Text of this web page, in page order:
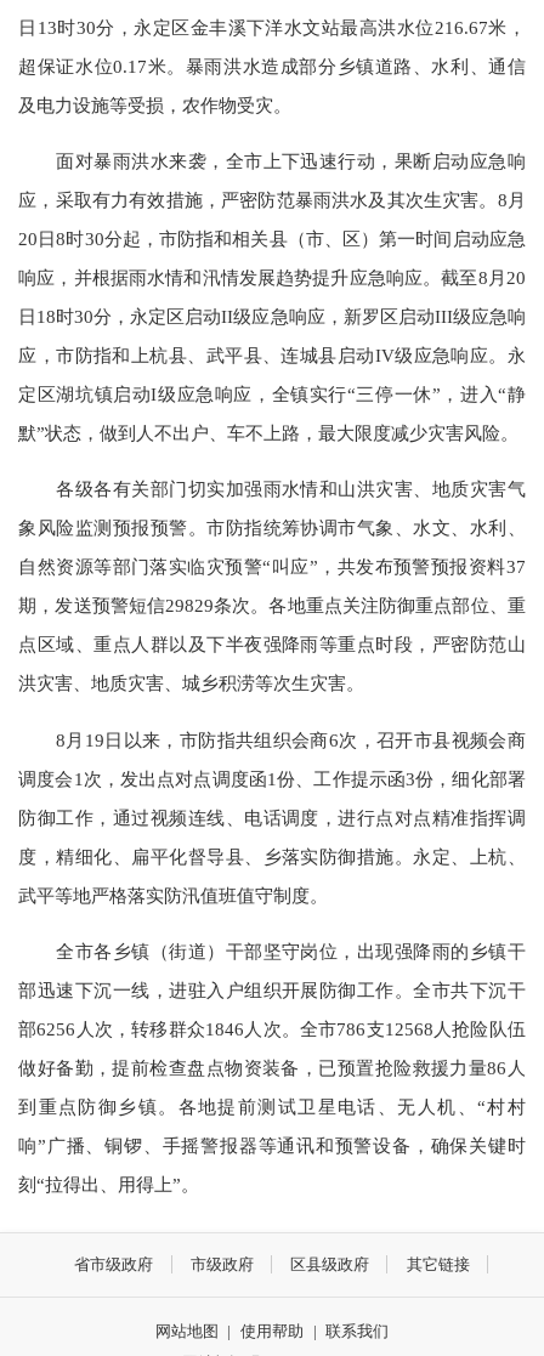
日13时30分，永定区金丰溪下洋水文站最高洪水位216.67米，
超保证水位0.17米。暴雨洪水造成部分乡镇道路、水利、通信
及电力设施等受损，农作物受灾。
面对暴雨洪水来袭，全市上下迅速行动，果断启动应急响
应，采取有力有效措施，严密防范暴雨洪水及其次生灾害。8月
20日8时30分起，市防指和相关县（市、区）第一时间启动应急
响应，并根据雨水情和汛情发展趋势提升应急响应。截至8月20
日18时30分，永定区启动II级应急响应，新罗区启动III级应急响
应，市防指和上杭县、武平县、连城县启动IV级应急响应。永
定区湖坑镇启动I级应急响应，全镇实行“三停一休”，进入“静
默”状态，做到人不出户、车不上路，最大限度减少灾害风险。
各级各有关部门切实加强雨水情和山洪灾害、地质灾害气
象风险监测预报预警。市防指统筹协调市气象、水文、水利、
自然资源等部门落实临灾预警“叫应”，共发布预警预报资料37
期，发送预警短信29829条次。各地重点关注防御重点部位、重
点区域、重点人群以及下半夜强降雨等重点时段，严密防范山
洪灾害、地质灾害、城乡积涝等次生灾害。
8月19日以来，市防指共组织会商6次，召开市县视频会商
调度会1次，发出点对点调度函1份、工作提示函3份，细化部署
防御工作，通过视频连线、电话调度，进行点对点精准指挥调
度，精细化、扁平化督导县、乡落实防御措施。永定、上杭、
武平等地严格落实防汛值班值守制度。
全市各乡镇（街道）干部坚守岗位，出现强降雨的乡镇干
部迅速下沉一线，进驻入户组织开展防御工作。全市共下沉干
部6256人次，转移群众1846人次。全市786支12568人抢险队伍
做好备勤，提前检查盘点物资装备，已预置抢险救援力量86人
到重点防御乡镇。各地提前测试卫星电话、无人机、“村村
响”广播、铜锣、手摇警报器等通讯和预警设备，确保关键时
刻“拉得出、用得上”。
省市级政府 市级政府 区县级政府 其它链接
网站地图 | 使用帮助 | 联系我们